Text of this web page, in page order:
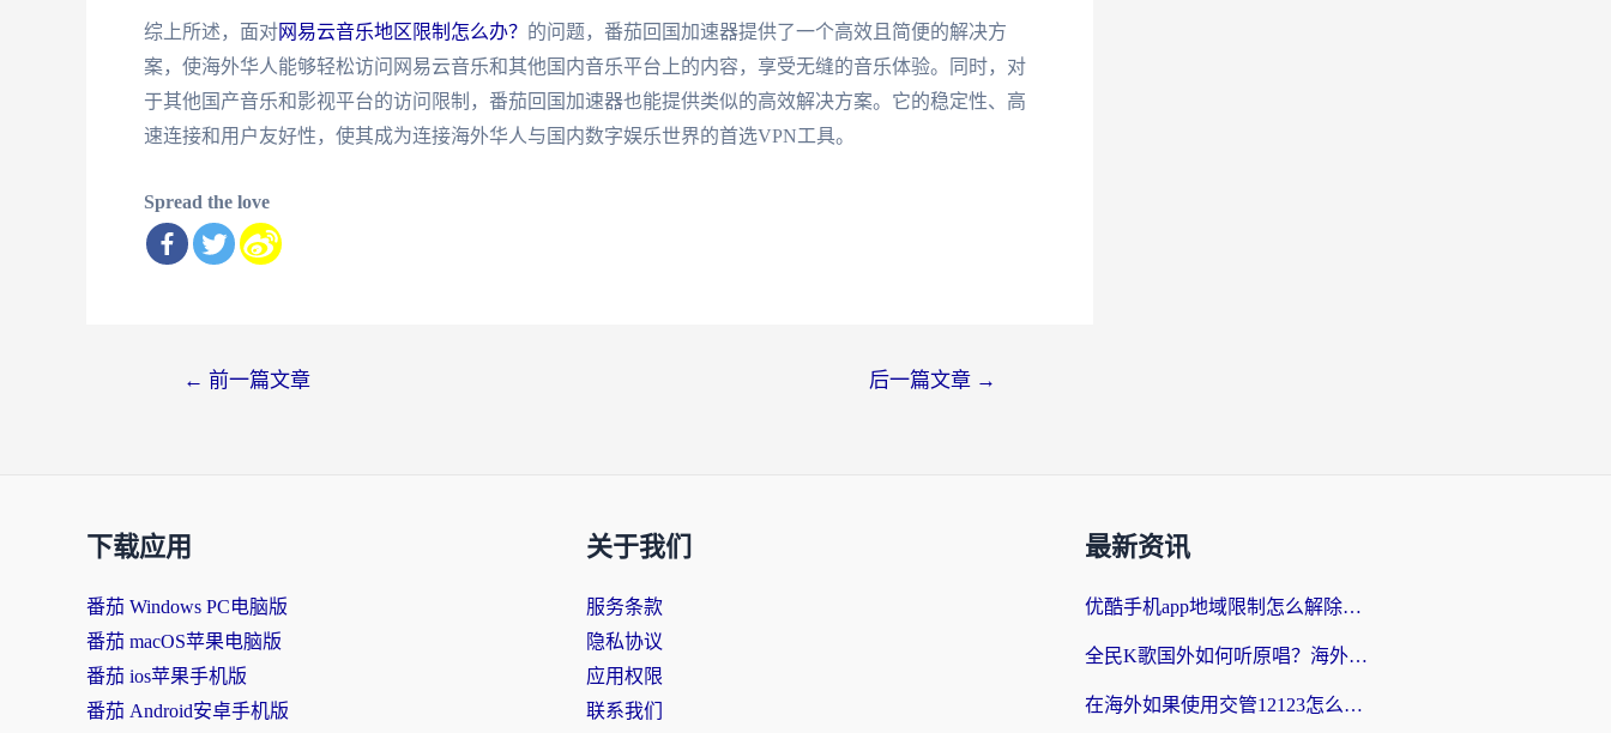
综上所述，面对网易云音乐地区限制怎么办？ 的问题，番茄回国加速器提供了一个高效且简便的解决方
案，使海外华人能够轻松访问网易云音乐和其他国内音乐平台上的内容，享受无缝的音乐体验。同时，对
于其他国产音乐和影视平台的访问限制，番茄回国加速器也能提供类似的高效解决方案。它的稳定性、高
速连接和用户友好性，使其成为连接海外华人与国内数字娱乐世界的首选VPN工具。
Spread the love
← 前一篇文章 后一篇文章 →
下载应用
番茄 Windows PC电脑版
番茄 macOS苹果电脑版
番茄 ios苹果手机版
番茄 Android安卓手机版
关于我们
服务条款
隐私协议
应用权限
联系我们
最新资讯
优酷手机app地域限制怎么解除？海外党亲测有效的追剧方案
全民K歌国外如何听原唱？海外党亲测有效的回国加速器选择指南
在海外如果使用交管12123怎么处理？留学生亲测有效的回国加速方案